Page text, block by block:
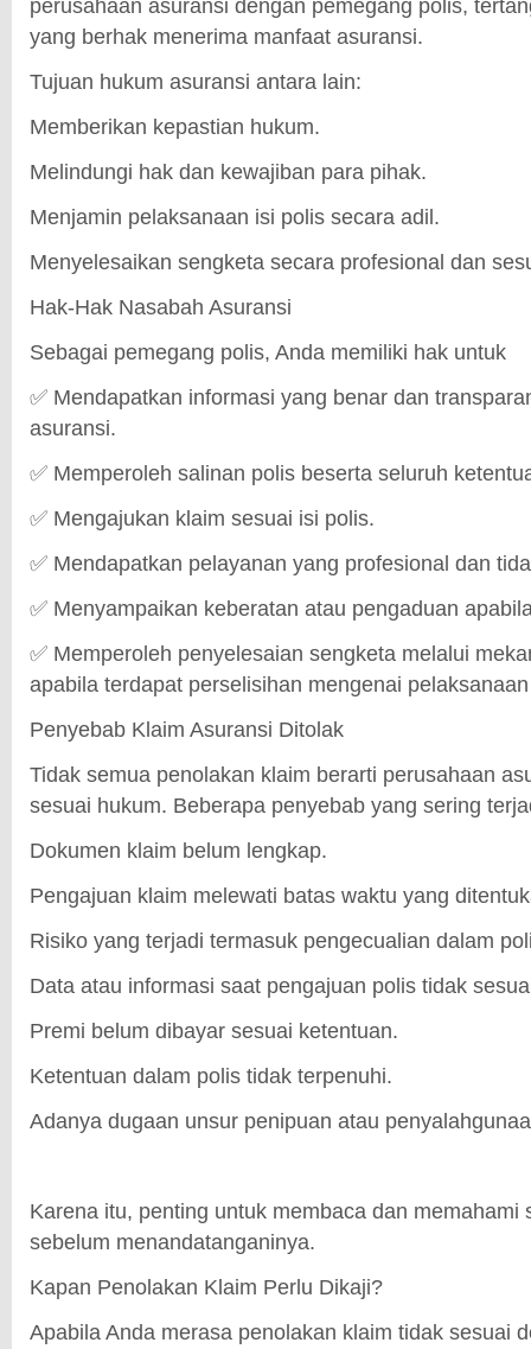
perusahaan asuransi dengan pemegang polis,
yang berhak menerima manfaat asuransi.
Tujuan hukum asuransi antara lain:
Memberikan kepastian hukum.
Melindungi hak dan kewajiban para pihak.
Menjamin pelaksanaan isi polis secara adil.
Menyelesaikan sengketa secara profesional dan
Hak-Hak Nasabah Asuransi
Sebagai pemegang polis, Anda memiliki hak untuk
✅ Mendapatkan informasi yang benar dan
asuransi.
✅ Memperoleh salinan polis beserta seluruh
✅ Mengajukan klaim sesuai isi polis.
✅ Mendapatkan pelayanan yang profesional dan
✅ Menyampaikan keberatan atau pengaduan
✅ Memperoleh penyelesaian sengketa melalui
apabila terdapat perselisihan mengenai
Penyebab Klaim Asuransi Ditolak
Tidak semua penolakan klaim berarti perusahaan
sesuai hukum. Beberapa penyebab yang sering
Dokumen klaim belum lengkap.
Pengajuan klaim melewati batas waktu yang
Risiko yang terjadi termasuk pengecualian dalam
Data atau informasi saat pengajuan polis tidak
Premi belum dibayar sesuai ketentuan.
Ketentuan dalam polis tidak terpenuhi.
Adanya dugaan unsur penipuan atau
Karena itu, penting untuk membaca dan memahami
sebelum menandatanganinya.
Kapan Penolakan Klaim Perlu Dikaji?
Apabila Anda merasa penolakan klaim tidak sesuai